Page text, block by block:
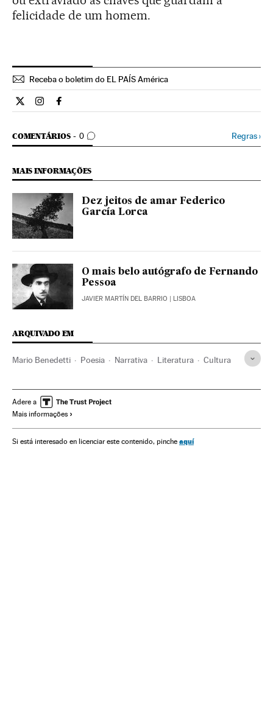
felicidade de um homem.
Receba o boletim do EL PAÍS América
Cultura El País Brasil en Twitter
Cultura El País Brasil en Instagram
Cultura El País Brasil en Facebook
COMENTÁRIOS 0
COMENTÁRIOS Regras›
MAIS INFORMAÇÕES
Dez jeitos de amar Federico
García Lorca
O mais belo autógrafo de Fernando
Pessoa
JAVIER MARTÍN DEL BARRIO | LISBOA
ARQUIVADO EM
Mario Benedetti Poesia Narrativa Literatura Cultura
Adere a
Mais informações
Si está interesado en licenciar este contenido, pinche aquí